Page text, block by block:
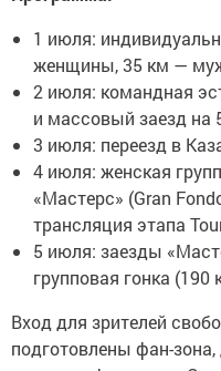
1 июля:
женщины, 35 км —
2 июля: командная
и массовый заезд на
3 июля: переезд в
4 июля: женская
«Мастерс» (Gran
трансляция этапа
5 июля: заезды
групповая гонка (190
Вход для зрителей
подготовлены фан-